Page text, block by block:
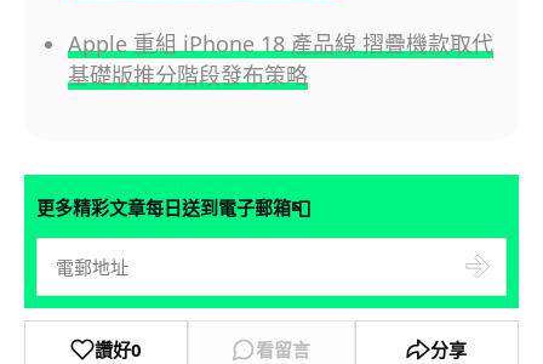
Apple 重組 iPhone 18 產品線 摺疊機款取代
基礎版推分階段發布策略
更多精彩文章每日送到電子郵箱📮
讚好0 看留言 分享